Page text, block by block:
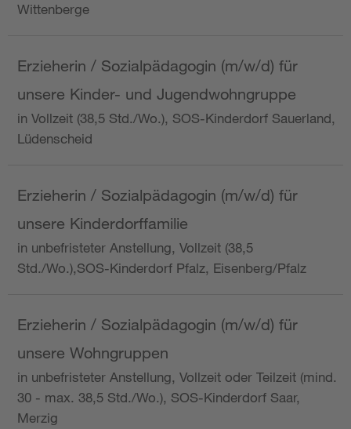
Wittenberge
Erzieherin / Sozialpädagogin (m/w/d) für
unsere Kinder- und Jugendwohngruppe
in Vollzeit (38,5 Std./Wo.), SOS-Kinderdorf Sauerland,
Lüdenscheid
Erzieherin / Sozialpädagogin (m/w/d) für
unsere Kinderdorffamilie
in unbefristeter Anstellung, Vollzeit (38,5
Std./Wo.),SOS-Kinderdorf Pfalz, Eisenberg/Pfalz
Erzieherin / Sozialpädagogin (m/w/d) für
unsere Wohngruppen
in unbefristeter Anstellung, Vollzeit oder Teilzeit (mind.
30 - max. 38,5 Std./Wo.), SOS-Kinderdorf Saar,
Merzig